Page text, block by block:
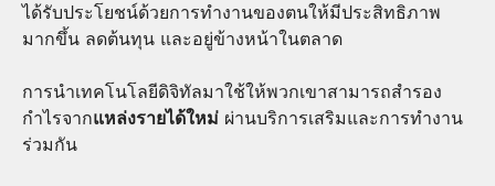
ได้รับประโยชน์ด้วยการทำงานของตนให้มีประสิทธิภาพ
มากขึ้น ลดต้นทุน และอยู่ข้างหน้าในตลาด
การนำเทคโนโลยีดิจิทัลมาใช้ให้พวกเขาสามารถสำรอง
กำไรจากแหล่งรายได้ใหม่ ผ่านบริการเสริมและการทำงาน
ร่วมกัน